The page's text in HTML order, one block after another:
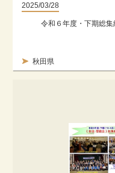
2025/03/28
秋田県
令和６年度・下期総